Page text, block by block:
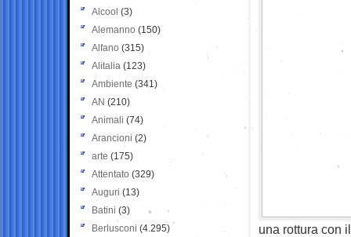
una rottura con
Alcool (3)
Alemanno (150)
Alfano (315)
Alitalia (123)
Ambiente (341)
AN (210)
Animali (74)
Arancioni (2)
arte (175)
Attentato (329)
Auguri (13)
Batini (3)
Berlusconi (4.295)